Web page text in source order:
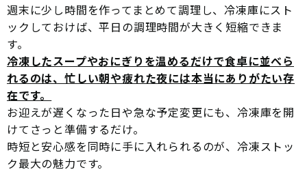
週末に少し時間を作ってまとめて調理し、冷凍庫にスト
ックしておけば、平日の調理時間が大きく短縮できま
す。
冷凍したスープやおにぎりを温めるだけで食卓に並べら
れるのは、忙しい朝や疲れた夜には本当にありがたい存
在です。
お迎えが遅くなった日や急な予定変更にも、冷凍庫を開
けてさっと準備するだけ。
時短と安心感を同時に手に入れられるのが、冷凍ストッ
ク最大の魅力です。